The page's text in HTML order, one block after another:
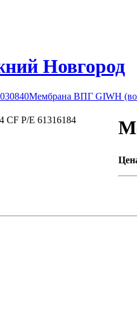
Новгород
Мембрана ВПГ GIWH